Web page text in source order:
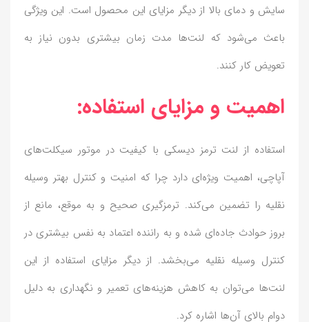
سایش و دمای بالا از دیگر مزایای این محصول است. این ویژگی
باعث می‌شود که لنت‌ها مدت زمان بیشتری بدون نیاز به
تعویض کار کنند.
اهمیت و مزایای استفاده:
استفاده از لنت ترمز دیسکی با کیفیت در موتور سیکلت‌های
آپاچی، اهمیت ویژه‌ای دارد چرا که امنیت و کنترل بهتر وسیله
نقلیه را تضمین می‌کند. ترمزگیری صحیح و به موقع، مانع از
بروز حوادث جاده‌ای شده و به راننده اعتماد به نفس بیشتری در
کنترل وسیله نقلیه می‌بخشد. از دیگر مزایای استفاده از این
لنت‌ها می‌توان به کاهش هزینه‌های تعمیر و نگهداری به دلیل
دوام بالای آن‌ها اشاره کرد.